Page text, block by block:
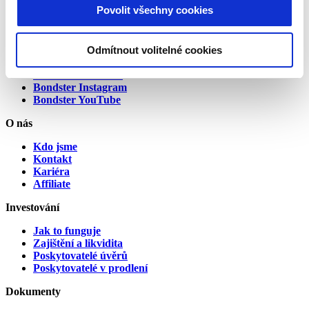
Povolit všechny cookies
Odmítnout volitelné cookies
Bondster Instagram
Bondster YouTube
O nás
Kdo jsme
Kontakt
Kariéra
Affiliate
Investování
Jak to funguje
Zajištění a likvidita
Poskytovatelé úvěrů
Poskytovatelé v prodlení
Dokumenty